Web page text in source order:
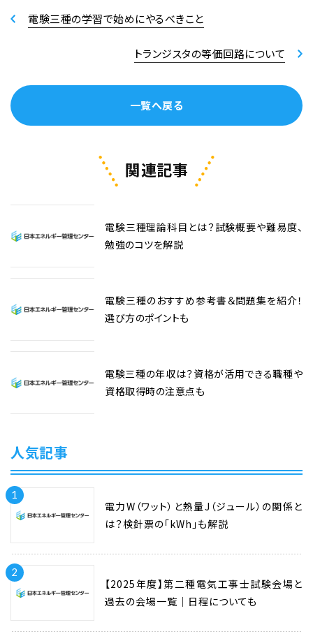
電験三種の学習で始めにやるべきこと
一覧へ戻る
トランジスタの等価回路について
関連記事
電験三種理論科目とは？試験概要や難易度、
勉強のコツを解説
電験三種のおすすめ参考書＆問題集を紹介！
選び方のポイントも
電験三種の年収は？資格が活用できる職種や
資格取得時の注意点も
人気記事
1
電力W（ワット）と熱量J（ジュール）の関係と
は？検針票の「kWh」も解説
2
【2025年度】第二種電気工事士試験会場と
過去の会場一覧｜日程についても